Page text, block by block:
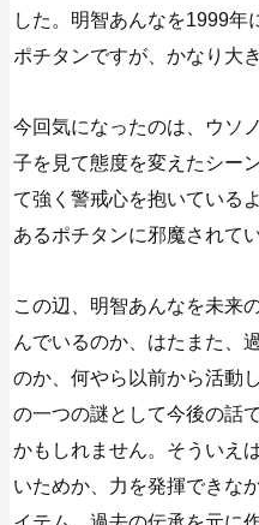
した。明智あんなを1999年
ポチタンですが、かなり大
今回気になったのは、ウソ
子を見て態度を変えたシー
て強く警戒心を抱いている
あるポチタンに邪魔されて
この辺、明智あんなを未来
んでいるのか、はたまた、
のか、何やら以前から活動
の一つの謎として今後の話
かもしれません。そういえ
いためか、力を発揮できな